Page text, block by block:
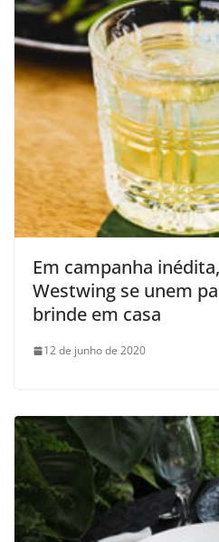
Em campanha
Westwing se unem
brinde em casa
12 de junho de 2020